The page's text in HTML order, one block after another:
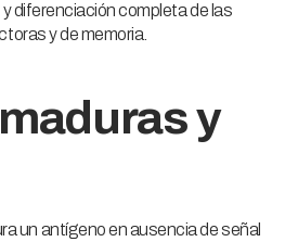
diferenciación completa de las
y de memoria.
y
un antígeno en ausencia de señal